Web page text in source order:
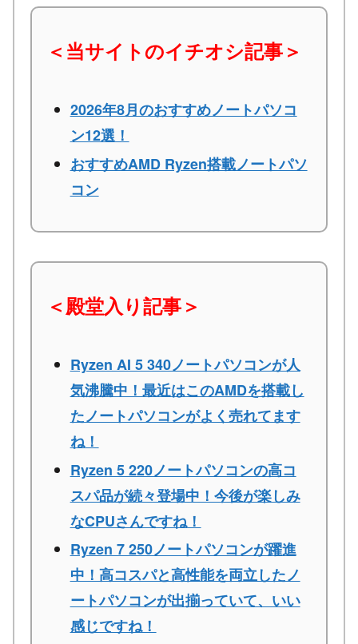
＜当サイトのイチオシ記事＞
2026年8月のおすすめノートパソコ
ン12選！
おすすめAMD Ryzen搭載ノートパソ
コン
＜殿堂入り記事＞
Ryzen AI 5 340ノートパソコンが人
気沸騰中！最近はこのAMDを搭載し
たノートパソコンがよく売れてます
ね！
Ryzen 5 220ノートパソコンの高コ
スパ品が続々登場中！今後が楽しみ
なCPUさんですね！
Ryzen 7 250ノートパソコンが躍進
中！高コスパと高性能を両立したノ
ートパソコンが出揃っていて、いい
感じですね！